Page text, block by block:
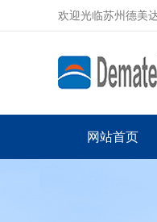
欢迎光临苏州德美
网站首页